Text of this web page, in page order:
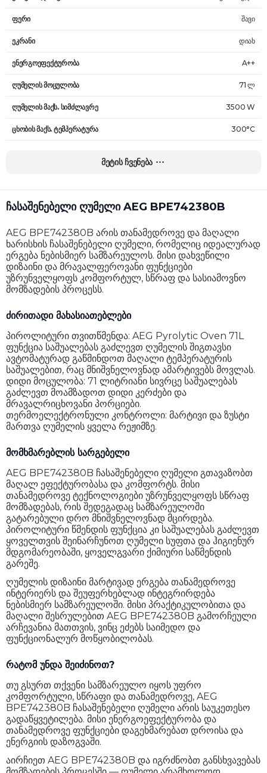
ფერი შავი
ეკრანი დიახ
ენერგოეფექტურობა A++
ღუმელის მოცულობა 71 ლ
ღუმელის მაქს. სიმძლავრე 3500 W
ცხობის მაქს. ტემპერატურა 300°C
ზომები 59 х 56 х 55 სმ
წონა
გარანტია 24 თვე
მეტის ჩვენება
ჩასაშენებელი ღუმელი AEG BPE742380B
AEG BPE742380B არის თანამედროვე და მაღალი
ხარისხის ჩასაშენებელი ღუმელი, რომელიც იდეალურად
ერგება ნებისმიერ სამზარეულოს. მისი დახვეწილი
დიზაინი და მრავალფეროვანი ფუნქციები
უზრუნველყოფს კომფორტულ, სწრაფ და სასიამოვნო
მომზადების პროცესს.
ძირითადი მახასიათებლები
პიროლიტური თვითწმენდა: AEG Pyrolytic Oven 71L
ფუნქცია საშუალებას გაძლევთ ღუმელის შიგთავსი
ავტომატურად გაწმინდოთ მაღალი ტემპერატურის
საშუალებით, რაც მნიშვნელოვნად ამარტივებს მოვლას.
დიდი მოცულობა: 71 ლიტრიანი სივრცე საშუალებას
გაძლევთ მოამზადოთ დიდი კერძები და
მრავალრიცხოვანი პორციები.
თერმოელექტრონული კონტროლი: მარტივი და ზუსტი
მართვა ღუმელის ყველა რეჟიმზე.
მომხმარებლის სარგებელი
AEG BPE742380B ჩასაშენებელი ღუმელი გთავაზობთ
მაღალ ეფექტურობასა და კომფორტს. მისი
თანამედროვე ტექნოლოგიები უზრუნველყოფს სწრაფ
მომზადებას, რის შედეგადაც სამზარეულოში
გატარებული დრო მნიშვნელოვნად მცირდება.
პიროლიტური წმენდის ფუნქცია კი საშუალებას გაძლევთ
ყოველთვის შეინარჩუნოთ ღუმელი სუფთა და ჰიგიენურ
მდგომარეობაში, ყოველგვარი ქიმიური საწმენდის
გარეშე.
ღუმელის დიზაინი მარტივად ერგება თანამედროვე
ინტერიერს და შეუფერხებლად ინტეგრირდება
ნებისმიერ სამზარეულოში. მისი პრაქტიკულობითა და
მაღალი შესრულებით AEG BPE742380B გამორჩეული
არჩევანია მათთვის, ვინც ეძებს საიმედო და
ფუნქციონალურ მოწყობილობას.
რატომ უნდა შეიძინოთ?
თუ გსურთ თქვენი სამზარეულო იყოს უფრო
კომფორტული, სწრაფი და თანამედროვე, AEG
BPE742380B ჩასაშენებელი ღუმელი არის საუკეთესო
გადაწყვეტილება. მისი ენერგოეფექტურობა და
თანამედროვე ფუნქციები დაგეხმარებათ დროისა და
ენერგიის დაზოგვაში.
აირჩიეთ AEG BPE742380B და იგრძნობთ განსხვავებას